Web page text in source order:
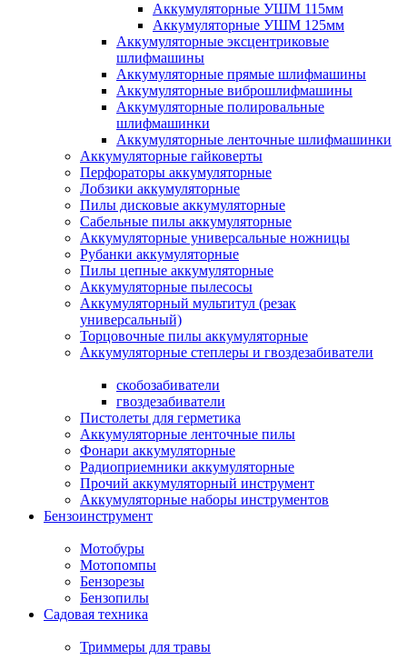
Аккумуляторные УШМ 115мм
Аккумуляторные УШМ 125мм
Аккумуляторные эксцентриковые
шлифмашины
Аккумуляторные прямые шлифмашины
Аккумуляторные виброшлифмашины
Аккумуляторные полировальные
шлифмашинки
Аккумуляторные ленточные шлифмашинки
Аккумуляторные гайковерты
Перфораторы аккумуляторные
Лобзики аккумуляторные
Пилы дисковые аккумуляторные
Сабельные пилы аккумуляторные
Аккумуляторные универсальные ножницы
Рубанки аккумуляторные
Пилы цепные аккумуляторные
Аккумуляторные пылесосы
Аккумуляторный мультитул (резак
универсальный)
Торцовочные пилы аккумуляторные
Аккумуляторные степлеры и гвоздезабиватели
скобозабиватели
гвоздезабиватели
Пистолеты для герметика
Аккумуляторные ленточные пилы
Фонари аккумуляторные
Радиоприемники аккумуляторные
Прочий аккумуляторный инструмент
Аккумуляторные наборы инструментов
Бензоинструмент
Мотобуры
Мотопомпы
Бензорезы
Бензопилы
Садовая техника
Триммеры для травы